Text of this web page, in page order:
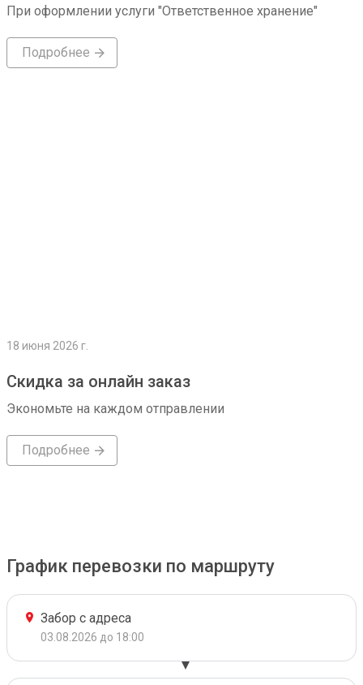
При оформлении услуги "Ответственное хранение"
Подробнее
18 июня 2026 г.
Скидка за онлайн заказ
Экономьте на каждом отправлении
Подробнее
График перевозки по маршруту
Забор с адреса
03.08.2026 до 18:00